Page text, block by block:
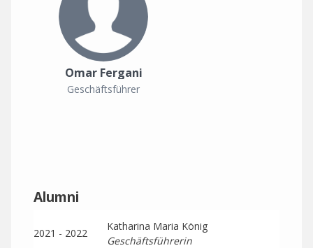
Omar Fergani
Geschäftsführer
Alumni
2021 - 2022
Katharina Maria König
Geschäftsführerin